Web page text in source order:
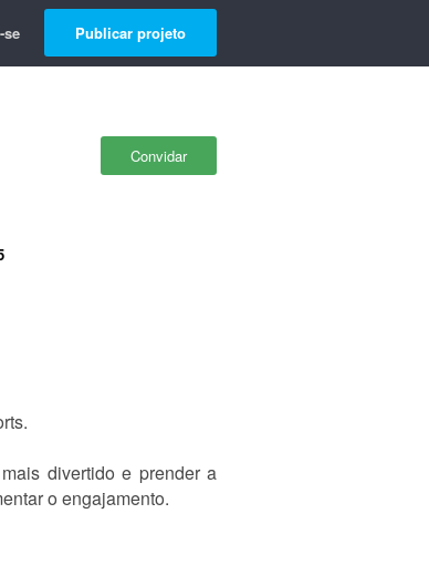
se Publicar projeto
Convidar
divertido e prender a
o engajamento.